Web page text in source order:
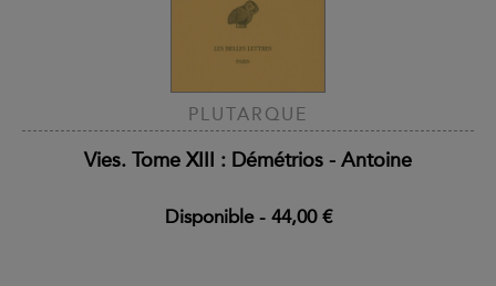
PLUTARQUE
Vies. Tome XIII : Démétrios - Antoine
Disponible- 44,00 €